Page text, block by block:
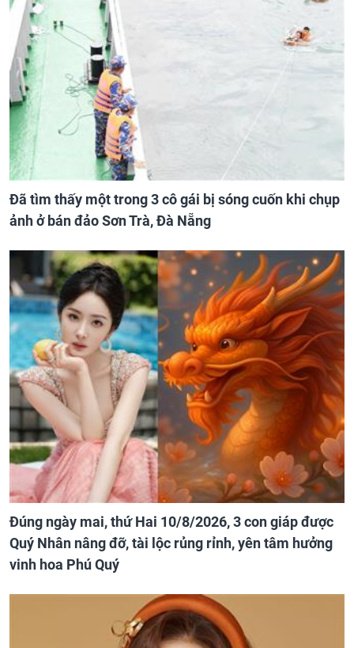
Đã tìm thấy một trong 3 cô gái bị sóng cuốn khi chụp
ảnh ở bán đảo Sơn Trà, Đà Nẵng
Đúng ngày mai, thứ Hai 10/8/2026, 3 con giáp được
Quý Nhân nâng đỡ, tài lộc rủng rỉnh, yên tâm hưởng
vinh hoa Phú Quý